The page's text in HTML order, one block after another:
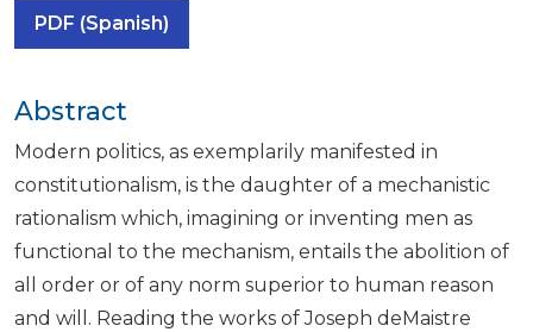
PDF (Spanish)
Abstract
Modern politics, as exemplarily manifested in
constitutionalism, is the daughter of a mechanistic
rationalism which, imagining or inventing men as
functional to the mechanism, entails the abolition of
all order or of any norm superior to human reason
and will. Reading the works of Joseph deMaistre